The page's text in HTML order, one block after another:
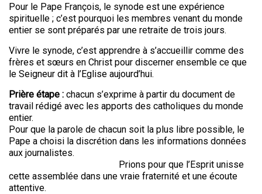
Pour le Pape François, le synode est une expérience
spirituelle ; c’est pourquoi les membres venant du monde
entier se sont préparés par une retraite de trois jours.
Vivre le synode, c’est apprendre à s’accueillir comme des
frères et sœurs en Christ pour discerner ensemble ce que
le Seigneur dit à l’Eglise aujourd’hui.
Prière étape : chacun s’exprime à partir du document de
travail rédigé avec les apports des catholiques du monde
Pour que la parole de chacun soit la plus libre possible, le
Pape a choisi la discrétion dans les informations données
aux journalistes.
Prions pour que l’Esprit unisse
cette assemblée dans une vraie fraternité et une écoute
attentive.